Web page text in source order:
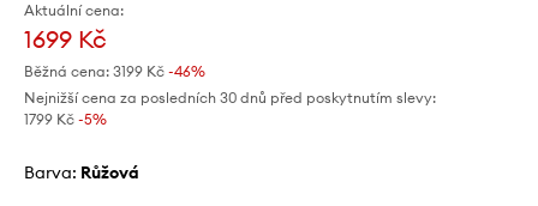
Aktuální cena:
1699 Kč
Běžná cena: 3199 Kč -46%
Nejnižší cena za posledních 30 dnů před poskytnutím slevy:
1799 Kč -5%
Barva: růžová